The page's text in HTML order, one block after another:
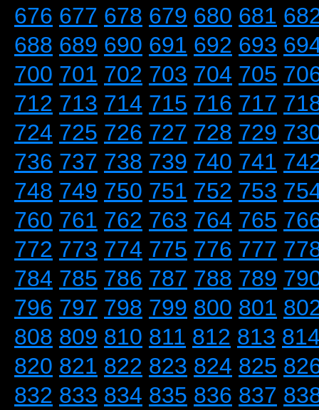
676 677 678 679 680 681
688 689 690 691 692 693
700 701 702 703 704 705
712 713 714 715 716 717
724 725 726 727 728 729
736 737 738 739 740 741
748 749 750 751 752 753
760 761 762 763 764 765
772 773 774 775 776 777
784 785 786 787 788 789
796 797 798 799 800 801
808 809 810 811 812 813
820 821 822 823 824 825
832 833 834 835 836 837